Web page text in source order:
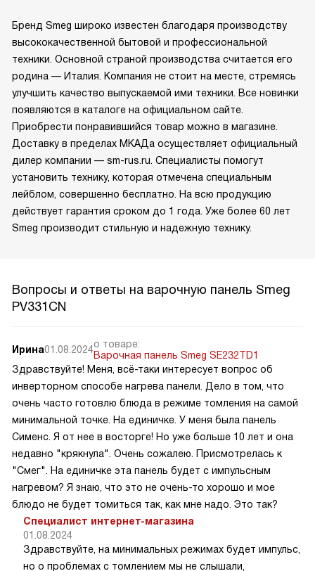
Бренд Smeg широко известен благодаря производству
высококачественной бытовой и профессиональной
техники. Основной страной производства считается его
родина — Италия. Компания не стоит на месте, стремясь
улучшить качество выпускаемой ими техники. Все новинки
появляются в каталоге на официальном сайте.
Приобрести понравившийся товар можно в магазине.
Доставку в пределах МКАДа осуществляет официальный
дилер компании — sm-rus.ru. Специалисты помогут
установить технику, которая отмечена специальным
лейблом, совершенно бесплатно. На всю продукцию
действует гарантия сроком до 1 года. Уже более 60 лет
Smeg производит стильную и надежную технику.
Вопросы и ответы на варочную панель Smeg
PV331CN
Ирина01.08.2024о товаре:
Варочная панель Smeg SE232TD1
Здравствуйте! Меня, всё-таки интересует вопрос об
инверторном способе нагрева панели. Дело в том, что
очень часто готовлю блюда в режиме томления на самой
минимальной точке. На единичке. У меня была панель
Сименс. Я от нее в восторге! Но уже больше 10 лет и она
недавно "крякнула". Очень сожалею. Присмотрелась к
"Смег". На единичке эта панель будет с импульсным
нагревом? Я знаю, что это не очень-то хорошо и мое
блюдо не будет томиться так, как мне надо. Это так?
Специалист интернет-магазина
01.08.2024
Здравствуйте, на минимальных режимах будет импульс,
но о проблемах с томлением мы не слышали,